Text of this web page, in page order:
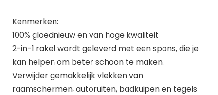
Kenmerken:
100% gloednieuw en van hoge kwaliteit
2-in-1 rakel wordt geleverd met een spons, die je
kan helpen om beter schoon te maken.
Verwijder gemakkelijk vlekken van
raamschermen, autoruiten, badkuipen en tegels